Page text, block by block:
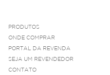
PRODUTOS
ONDE COMPRAR
PORTAL DA REVENDA
SEJA UM REVENDEDOR
CONTATO